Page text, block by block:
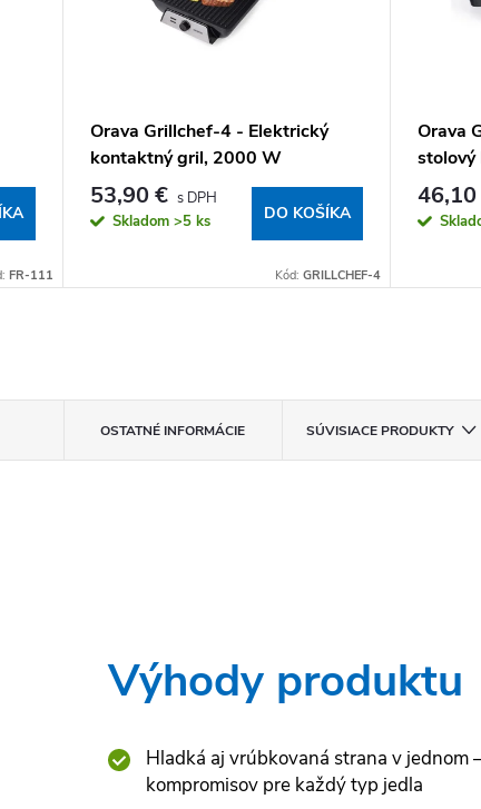
FR-111
Orava Grillchef-4 - Elektrický
kontaktný gril, 2000 W
53,90 €
Skladom >5 ks DO KOŠÍKA
Kód: GRILLCHEF-4
Orava
OSTATNÉ INFORMÁCIE SÚVISIACE PRODUKTY
Výhody produktu
Hladká aj vrúbkovaná strana v jednom
kompromisov pre každý typ jedla